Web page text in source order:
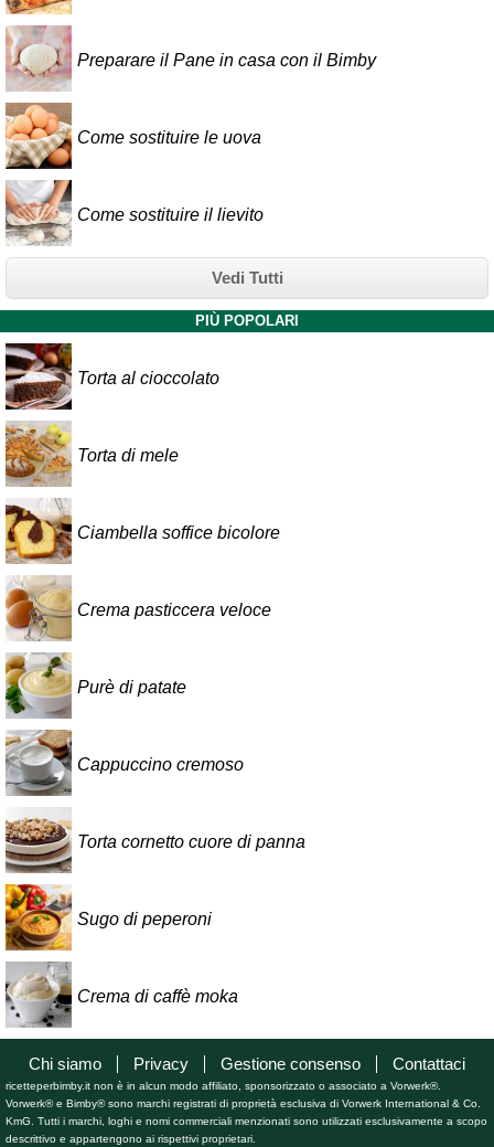
Preparare il Pane in casa con il Bimby
Come sostituire le uova
Come sostituire il lievito
Vedi Tutti
PIÙ POPOLARI
Torta al cioccolato
Torta di mele
Ciambella soffice bicolore
Crema pasticcera veloce
Purè di patate
Cappuccino cremoso
Torta cornetto cuore di panna
Sugo di peperoni
Crema di caffè moka
Chi siamo Privacy Gestione consenso Contattaci
ricetteperbimby.it non è in alcun modo affiliato, sponsorizzato o associato a Vorwerk®.
Vorwerk® e Bimby® sono marchi registrati di proprietà esclusiva di Vorwerk International & Co.
KmG. Tutti i marchi, loghi e nomi commerciali menzionati sono utilizzati esclusivamente a scopo
descrittivo e appartengono ai rispettivi proprietari.